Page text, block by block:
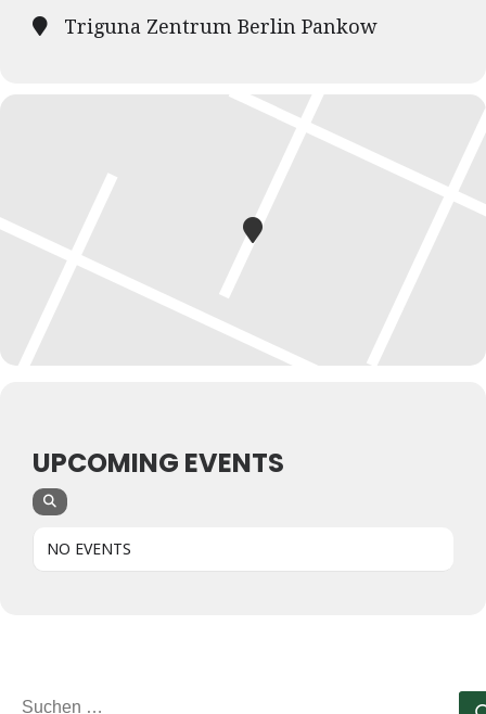
Triguna Zentrum Berlin Pankow
UPCOMING EVENTS
NO EVENTS
SUCHE